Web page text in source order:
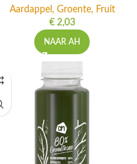
Aardappel, Groente, Fruit
€2,03
NAAR AH